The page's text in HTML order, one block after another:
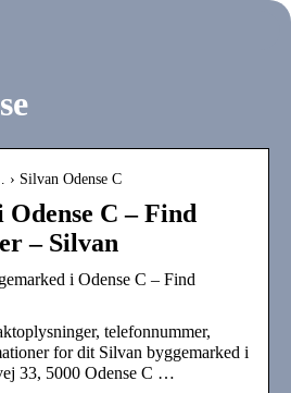
Silvan Odense C
C – Find
– Silvan
i Odense C – Find
telefonnummer,
for dit Silvan byggemarked i
33, 5000 Odense C …